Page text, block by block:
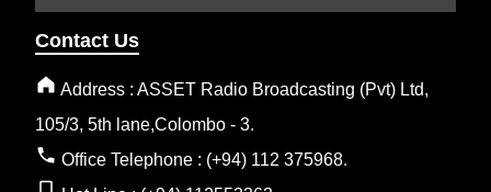
Contact Us
Address : ASSET Radio Broadcasting (Pvt) Ltd,
105/3, 5th lane,Colombo - 3.
Office Telephone : (+94) 112 375968.